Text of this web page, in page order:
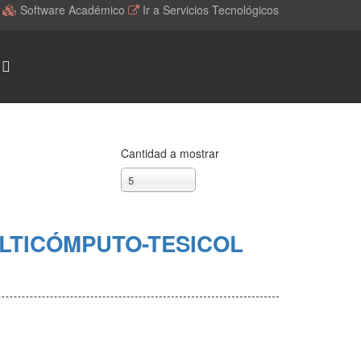
Software Académico Ir a Servicios Tecnológicos
Cantidad a mostrar
5
TESICOL